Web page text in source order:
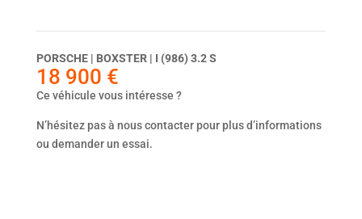
PORSCHE | BOXSTER | I (986) 3.2 S
18 900 €
Ce véhicule vous intéresse ?
N’hésitez pas à nous contacter pour plus d’informations
ou demander un essai.